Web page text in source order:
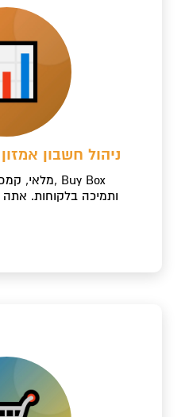
ניהול חשבון
ותמיכה בלקוחות.